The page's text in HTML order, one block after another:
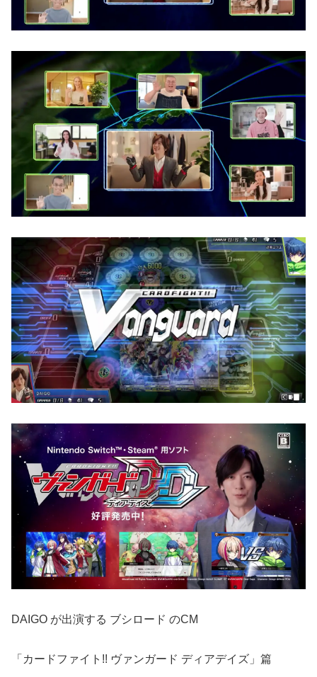
DAIGO が出演する ブシロード のCM
「カードファイト!! ヴァンガード ディアデイズ」篇